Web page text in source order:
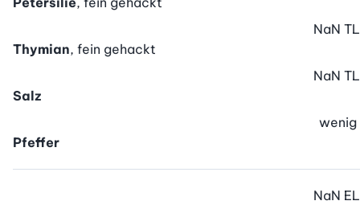
Thymian, fein gehackt
NaN TL
Salz
NaN TL
Pfeffer
wenig
NaN EL